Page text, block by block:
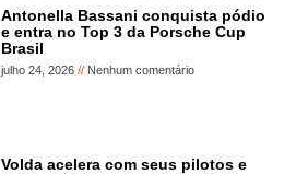
Antonella Bassani conquista pódio
e entra no Top 3 da Porsche Cup
Brasil
julho 24, 2026 Nenhum comentário
Volda acelera com seus pilotos e